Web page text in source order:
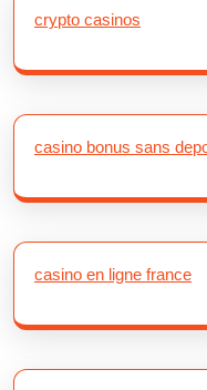
crypto casinos
casino bonus sans
casino en ligne france